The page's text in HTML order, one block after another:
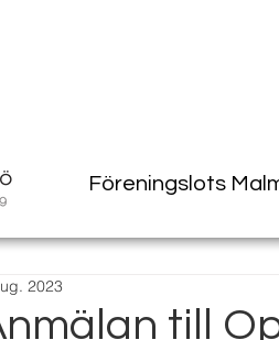
Föreningslots
till
2023